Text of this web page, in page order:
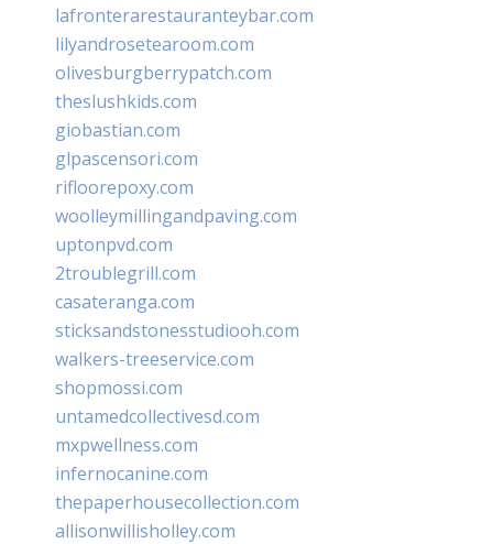
lafronterarestauranteybar.com
lilyandrosetearoom.com
olivesburgberrypatch.com
theslushkids.com
giobastian.com
glpascensori.com
rifloorepoxy.com
woolleymillingandpaving.com
uptonpvd.com
2troublegrill.com
casateranga.com
sticksandstonesstudiooh.com
walkers-treeservice.com
shopmossi.com
untamedcollectivesd.com
mxpwellness.com
infernocanine.com
thepaperhousecollection.com
allisonwillisholley.com